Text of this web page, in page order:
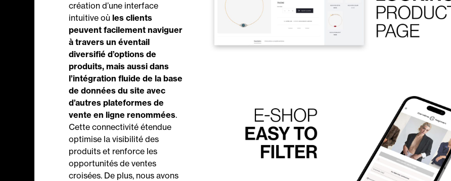
création d’une interface
intuitive où les clients
peuvent facilement naviguer
à travers un éventail
diversifié d’options de
produits, mais aussi dans
l’intégration fluide de la base
de données du site avec
d’autres plateformes de
vente en ligne renommées.
Cette connectivité étendue
optimise la visibilité des
produits et renforce les
opportunités de ventes
croisées. De plus, nous avons